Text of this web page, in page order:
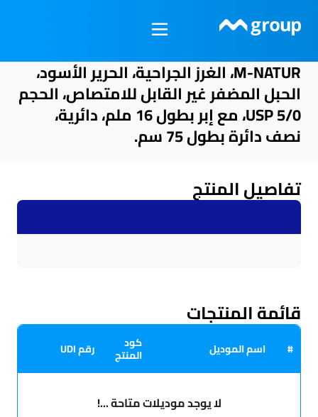
المحتوى
M-NATUR، الغرز الجراحية، الحرير الأسود،
الحبل المضفر غير القابل للامتصاص، الحجم
USP 5/0، مع إبر بطول 16 ملم، دائرية،
نصف دائرة بطول 75 سم.
تفاصيل المنتج
قائمة المنتجات
# اسم الموديل كود
المنتج رقم UDI
لا يوجد موديلات متاحة ...!